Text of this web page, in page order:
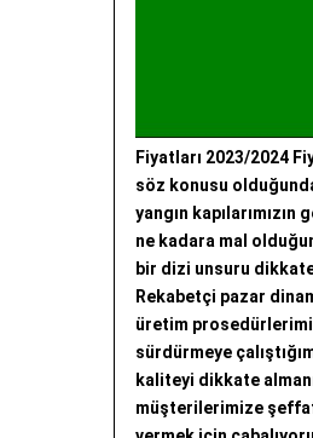
Fiyatları 2023/2024
söz konusu
yangın kapılarımızın
ne kadara mal
bir dizi unsuru
Rekabetçi pazar
üretim
sürdürmeye
kaliteyi dikkate
müşterilerimize